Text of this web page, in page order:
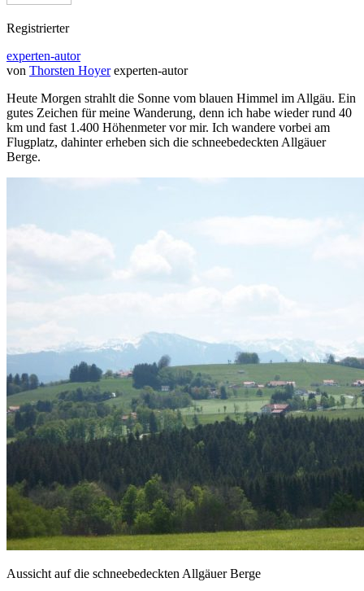
Registrierter
experten-autor
von Thorsten Hoyer experten-autor
Heute Morgen strahlt die Sonne vom blauen Himmel im Allgäu. Ein
gutes Zeichen für meine Wanderung, denn ich habe wieder rund 40
km und fast 1.400 Höhenmeter vor mir. Ich wandere vorbei am
Flugplatz, dahinter erheben sich die schneebedeckten Allgäuer
Berge.
Aussicht auf die schneebedeckten Allgäuer Berge